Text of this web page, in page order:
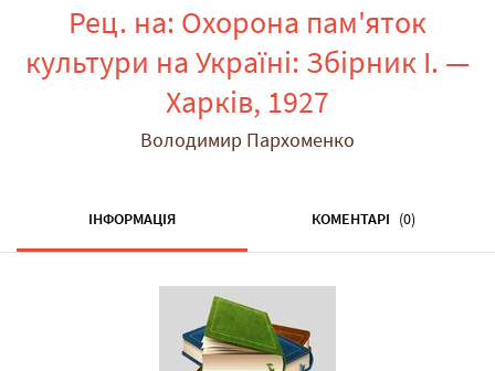
Рец. на: Охорона пам'яток
культури на Україні: Збірник I. —
Харків, 1927
Володимир Пархоменко
ІНФОРМАЦІЯ КОМЕНТАРІ (0)